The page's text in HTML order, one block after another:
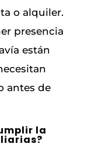
o alquiler.
presencia
están
antes de
la